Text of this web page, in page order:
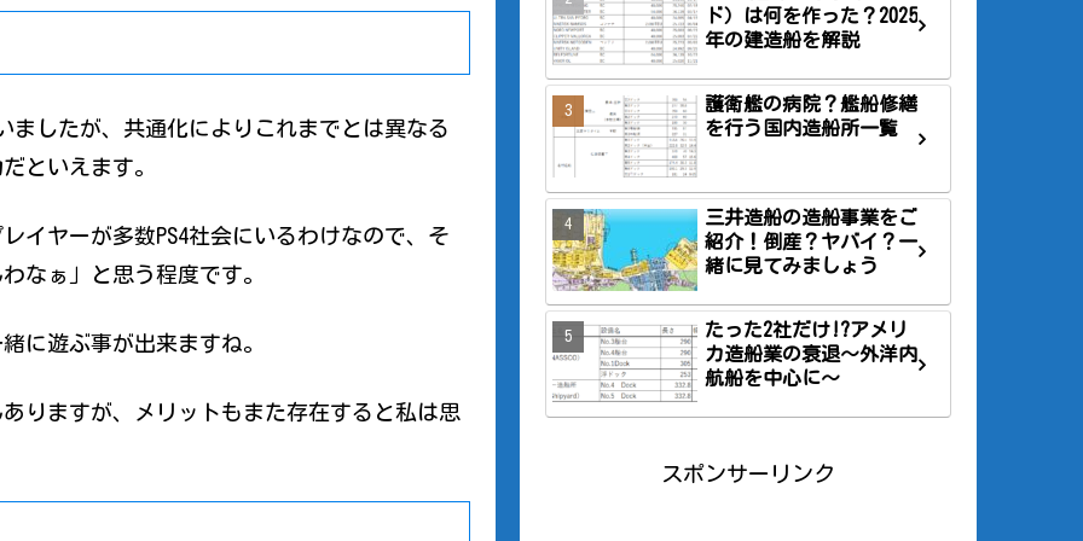
ましたが、共通化によりこれまでとは異なる
といえます。
イヤーが多数PS4社会にいるわけなので、そ
なぁ」と思う程度です。
に遊ぶ事が出来ますね。
りますが、メリットもまた存在すると私は思
ド）は何を作った？2025
年の建造船を解説
護衛艦の病院？艦船修繕
を行う国内造船所一覧
三井造船の造船事業をご
紹介！倒産？ヤバイ？一
緒に見てみましょう
たった2社だけ!?アメリ
カ造船業の衰退～外洋内
航船を中心に～
スポンサーリンク